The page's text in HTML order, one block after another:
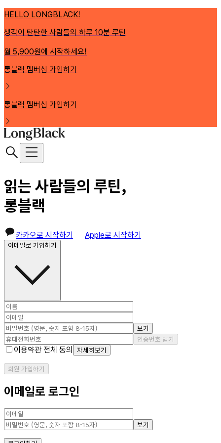
HELLO LONGBLACK!
생각이 탄탄한 사람들의 하루 10분 루틴
월 5,900원에 시작하세요!
롱블랙 멤버십 가입하기
롱블랙 멤버십 가입하기
읽는 사람들의 루틴,
롱블랙
카카오로 시작하기 Apple로 시작하기
이메일로 가입하기
보기
인증번호 받기
이용약관 전체 동의 자세히보기
회원 가입하기
이메일로 로그인
보기